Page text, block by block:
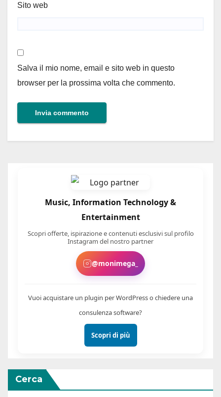
Sito web
Salva il mio nome, email e sito web in questo
browser per la prossima volta che commento.
Cerca
Music, Information Technology &
Entertainment
Scopri offerte, ispirazione e contenuti esclusivi sul profilo
Instagram del nostro partner
@monimega_
Vuoi acquistare un plugin per WordPress o chiedere una
consulenza software?
Scopri di più